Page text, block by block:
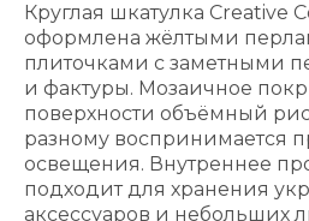
Круглая шкатулка Creative
оформлена жёлтыми
плиточками с заметными
и фактуры. Мозаичное
поверхности объёмный
разному воспринимается
освещения. Внутреннее
подходит для хранения
аксессуаров и небольших